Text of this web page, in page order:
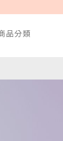
品分類